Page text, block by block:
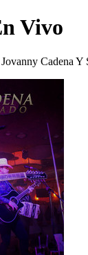
Vivo
Cadena Y